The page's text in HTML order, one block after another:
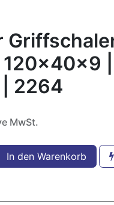
|
2264
MwSt.
In den Warenkorb